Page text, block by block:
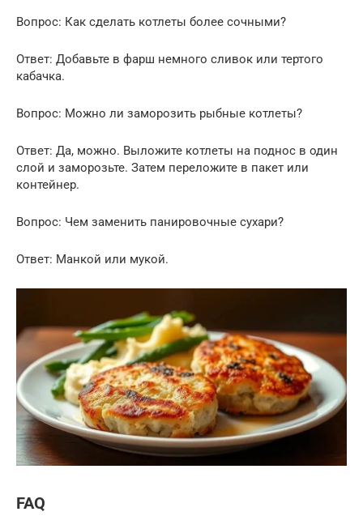
Вопрос: Как сделать котлеты более сочными?
Ответ: Добавьте в фарш немного сливок или тертого
кабачка.
Вопрос: Можно ли заморозить рыбные котлеты?
Ответ: Да, можно. Выложите котлеты на поднос в один
слой и заморозьте. Затем переложите в пакет или
контейнер.
Вопрос: Чем заменить панировочные сухари?
Ответ: Манкой или мукой.
FAQ